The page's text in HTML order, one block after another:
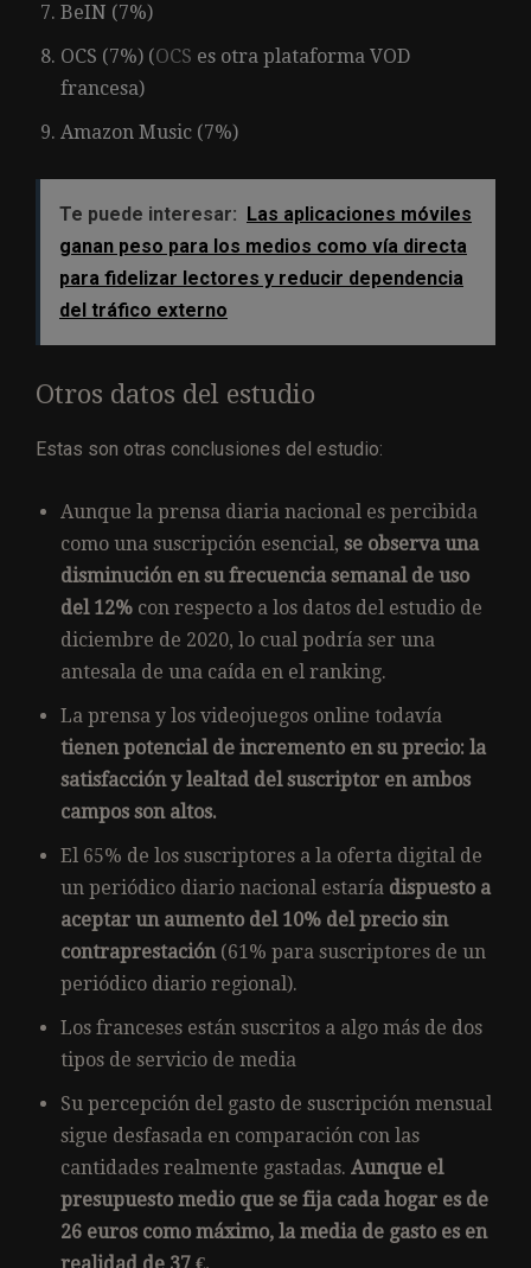
BeIN (7%)
OCS (7%) (OCS es otra plataforma VOD
francesa)
Amazon Music (7%)
Te puede interesar:
Las aplicaciones móviles
ganan peso para los medios como vía directa
para fidelizar lectores y reducir dependencia
del tráfico externo
Otros datos del estudio
Estas son otras conclusiones del estudio:
Aunque la prensa diaria nacional es percibida
como una suscripción esencial, se observa una
disminución en su frecuencia semanal de uso
del 12% con respecto a los datos del estudio de
diciembre de 2020, lo cual podría ser una
antesala de una caída en el ranking.
La prensa y los videojuegos online todavía
tienen potencial de incremento en su precio: la
satisfacción y lealtad del suscriptor en ambos
campos son altos.
El 65% de los suscriptores a la oferta digital de
un periódico diario nacional estaría dispuesto a
aceptar un aumento del 10% del precio sin
contraprestación(61% para suscriptores de un
periódico diario regional).
Los franceses están suscritos a algo más de dos
tipos de servicio de media
Su percepción del gasto de suscripción mensual
sigue desfasada en comparación con las
cantidades realmente gastadas. Aunque el
presupuesto medio que se fija cada hogar es de
26 euros como máximo, la media de gasto es en